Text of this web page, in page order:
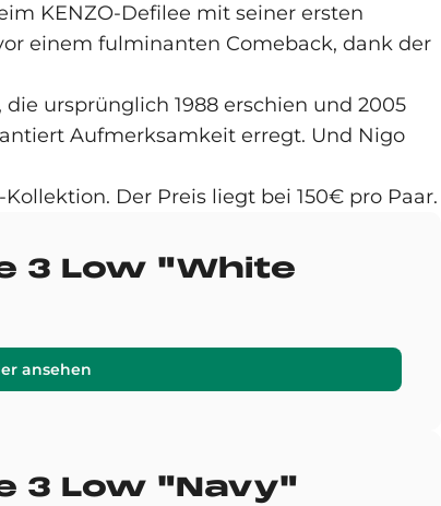
KENZO-Defilee mit seiner ersten
einem fulminanten Comeback, dank der
die ursprünglich 1988 erschien und 2005
Aufmerksamkeit erregt. Und Nigo
Der Preis liegt bei 150€ pro Paar.
3 Low "White
ansehen
3 Low "Navy"